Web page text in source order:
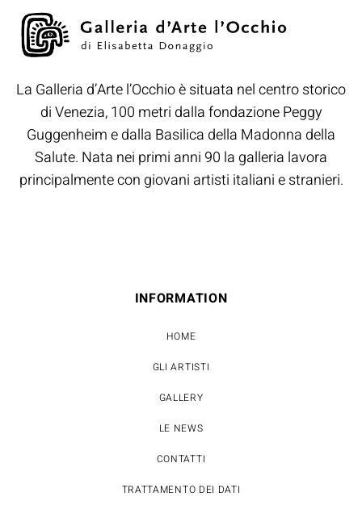
La Galleria d’Arte l’Occhio è situata nel centro storico
di Venezia, 100 metri dalla fondazione Peggy
Guggenheim e dalla Basilica della Madonna della
Salute. Nata nei primi anni 90 la galleria lavora
principalmente con giovani artisti italiani e stranieri.
INFORMATION
HOME
GLI ARTISTI
GALLERY
LE NEWS
CONTATTI
TRATTAMENTO DEI DATI